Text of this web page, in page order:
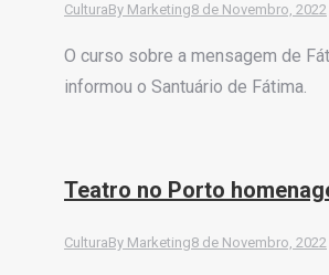
CulturaBy Marketing8 de Novembro, 2022
O curso sobre a mensagem de
informou o Santuário de Fátima.
Teatro no Porto
CulturaBy Marketing8 de Novembro, 2022